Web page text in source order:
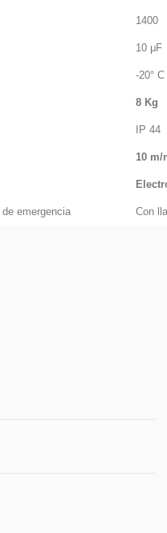
1400
10 μF
-20°
8 Kg
IP 44
10 m/
emergencia Con